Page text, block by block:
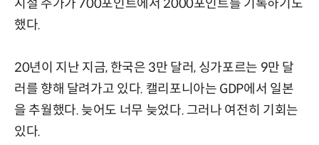
시절 주가가 700포인트에서 2000포인트를 기록하기도
했다.
20년이 지난 지금, 한국은 3만 달러, 싱가포르는 9만 달
러를 향해 달려가고 있다. 캘리포니아는 GDP에서 일본
을 추월했다. 늦어도 너무 늦었다. 그러나 여전히 기회는
있다.